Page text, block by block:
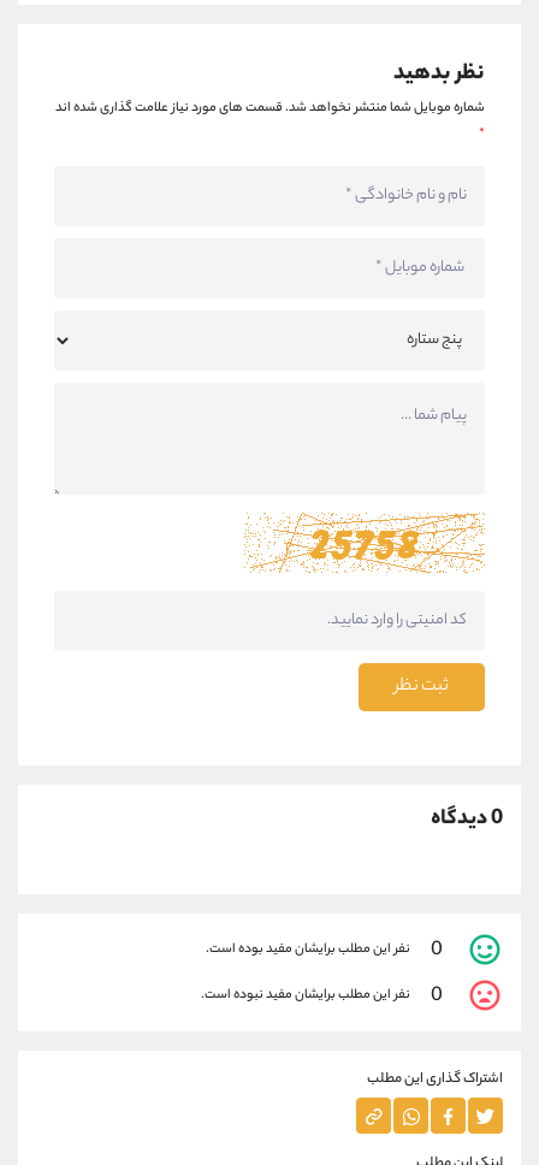
نظر بدهید
شماره موبایل شما منتشر نخواهد شد.قسمت های مورد نیاز علامت گذاری شده اند
*
ثبت نظر
0 دیدگاه
0 نفر این مطلب برایشان مفید بوده است.
0 نفر این مطلب برایشان مفید نبوده است.
اشتراک گذاری این مطلب